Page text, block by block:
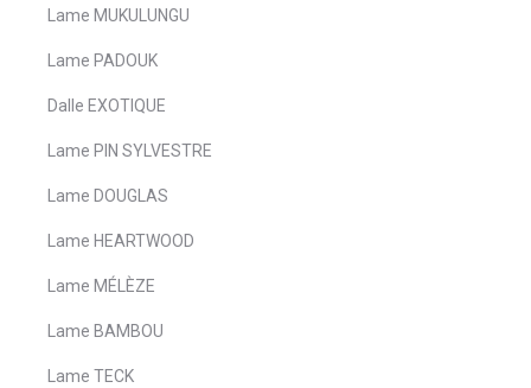
Lame MUKULUNGU
Lame PADOUK
Dalle EXOTIQUE
Lame PIN SYLVESTRE
Lame DOUGLAS
Lame HEARTWOOD
Lame MÉLÈZE
Lame BAMBOU
Lame TECK